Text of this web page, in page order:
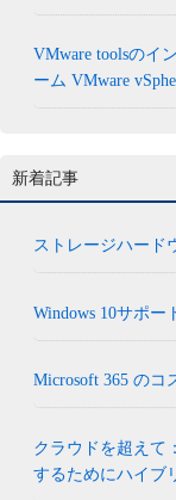
VMware toolsのイ
ーム VMware
新着記事
ストレージハード
Windows 10サポ
Microsoft 365 のコ
クラウドを超えて
するためにハイブ